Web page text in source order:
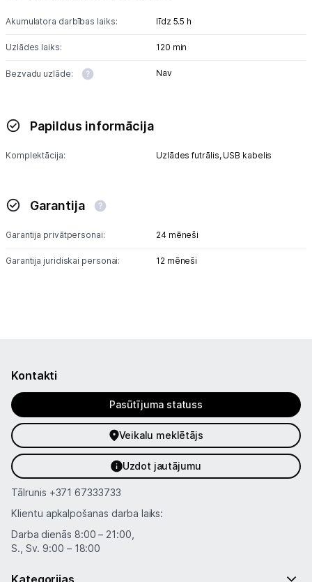
Piegāde un apmaksa
Tehnikas izvešana
Akumulatora darbības laiks: līdz 5.5 h
Uzlādes laiks: 120 min
Bezvadu uzlāde: Nav
Papildus informācija
Komplektācija: Uzlādes futrālis, USB kabelis
Garantija
Garantija privātpersonai: 24 mēneši
Garantija juridiskai personai: 12 mēneši
Kontakti
Pasūtījuma statuss
Veikalu meklētājs
Uzdot jautājumu
Tālrunis +371 67333733
Klientu apkalpošanas darba laiks:
Darba dienās 8:00 – 21:00,
S., Sv. 9:00 – 18:00
Kategorijas